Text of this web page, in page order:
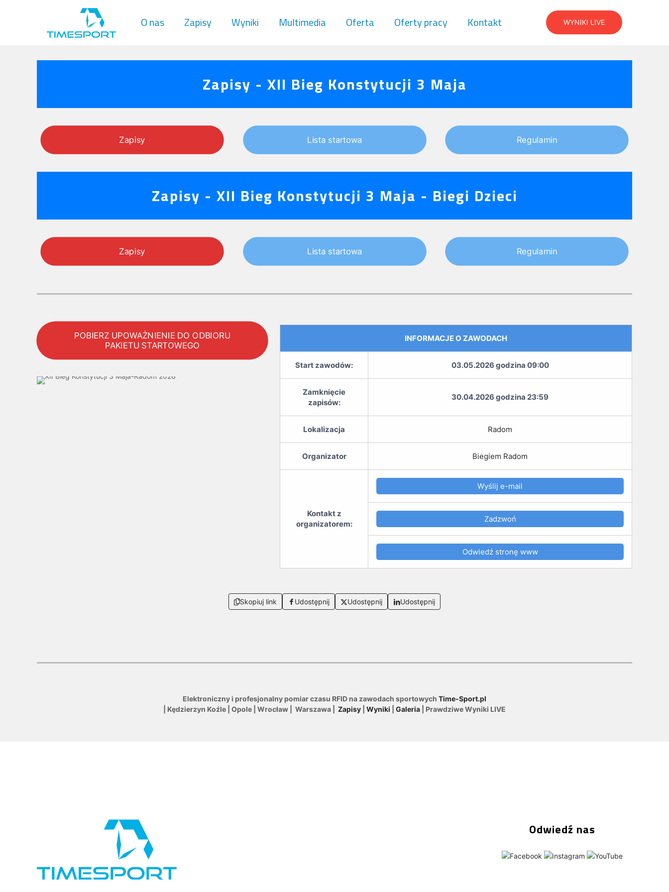
O nas Zapisy Wyniki Multimedia Oferta Oferty pracy Kontakt WYNIKI LIVE
Zapisy - XII Bieg Konstytucji 3 Maja
Zapisy Lista startowa Regulamin
Zapisy - XII Bieg Konstytucji 3 Maja - Biegi Dzieci
Zapisy Lista startowa Regulamin
POBIERZ UPOWAŻNIENIE DO ODBIORU
PAKIETU STARTOWEGO
INFORMACJE O ZAWODACH
Start zawodów: 03.05.2026 godzina 09:00
Zamknięcie
zapisów:
30.04.2026 godzina 23:59
Lokalizacja Radom
Organizator Biegiem Radom
Kontakt z
organizatorem:
Wyślij e-mail
Zadzwoń
Odwiedź stronę www
Skopiuj link Udostępnij Udostępnij Udostępnij
Elektroniczny i profesjonalny pomiar czasu RFID na zawodach sportowych Time-Sport.pl
| Kędzierzyn Koźle | Opole | Wrocław | Warszawa | Zapisy Wyniki Galeria | Prawdziwe Wyniki LIVE
Odwiedź nas